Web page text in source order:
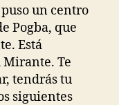
un centro
Pogba, que
Está
Te
tendrás tu
siguientes